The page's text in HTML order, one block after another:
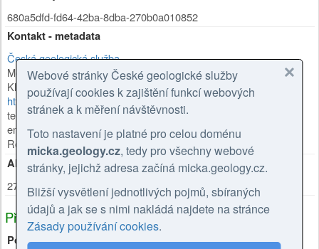
680a5dfd-fd64-42ba-8dba-270b0a010852
Kontakt - metadata
Česká geologická služba
Mgr. Olga Moravcová, Ph.D.
Klárov 131/3
,Praha 1 118 00,Česká republika
https://cgs.gov.cz/personal/olga-moravcova
tel: +420257089445
email: olga.moravcova@geology.cz
Role:
kontaktní bod
Aktualizace metadat
27.02.2026
Příbuzné zdroje
Používá zdroje
Webové stránky České geologické služby
používají cookies k zajištění funkcí webových
stránek a k měření návštěvnosti.
Toto nastavení je platné pro celou doménu
micka.geology.cz, tedy pro všechny webové
stránky, jejichž adresa začíná micka.geology.cz.
Bližší vysvětlení jednotlivých pojmů, sbíraných
údajů a jak se s nimi nakládá najdete na stránce
Zásady používání cookies.